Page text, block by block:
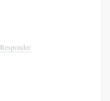
Responder